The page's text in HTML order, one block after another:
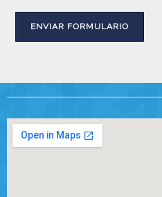
ENVIAR FORMULARIO